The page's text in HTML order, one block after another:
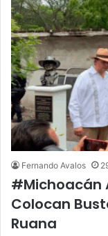
Fernando Avalos
#Michoacán
Colocan
Ruana